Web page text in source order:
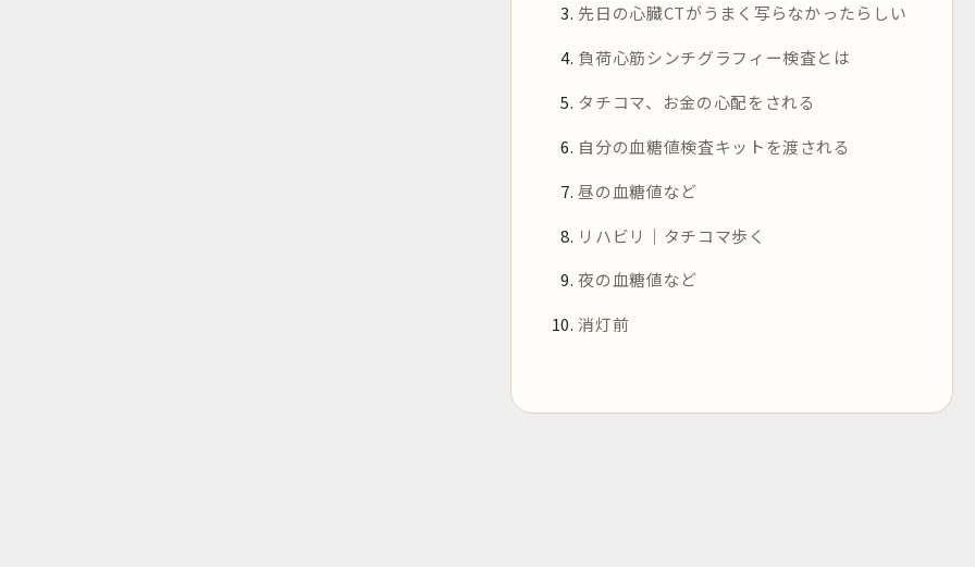
先日の心臓CTがうまく写らなかったらしい
負荷心筋シンチグラフィー検査とは
タチコマ、お金の心配をされる
自分の血糖値検査キットを渡される
昼の血糖値など
リハビリ｜タチコマ歩く
夜の血糖値など
消灯前